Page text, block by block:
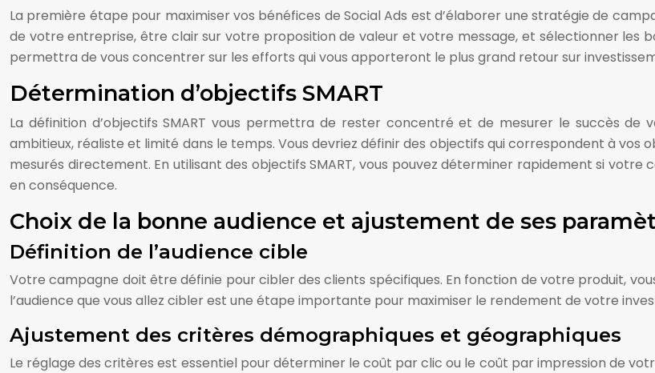
La première étape pour maximiser vos bénéfices de Social Ads est d’élaborer une stratégie de
de votre entreprise, être clair sur votre proposition de valeur et votre message, et sélectionner les
permettra de vous concentrer sur les efforts qui vous apporteront le plus grand retour sur
Détermination d’objectifs SMART
La définition d’objectifs SMART vous permettra de rester concentré et de mesurer le succès de
ambitieux, réaliste et limité dans le temps. Vous devriez définir des objectifs qui correspondent à
mesurés directement. En utilisant des objectifs SMART, vous pouvez déterminer rapidement si
en conséquence.
Choix de la bonne audience et ajustement de ses
Définition de l’audience cible
Votre campagne doit être définie pour cibler des clients spécifiques. En fonction de votre produit,
l’audience que vous allez cibler est une étape importante pour maximiser le rendement de votre
Ajustement des critères démographiques et géographiques
Le réglage des critères est essentiel pour déterminer le coût par clic ou le coût par impression de